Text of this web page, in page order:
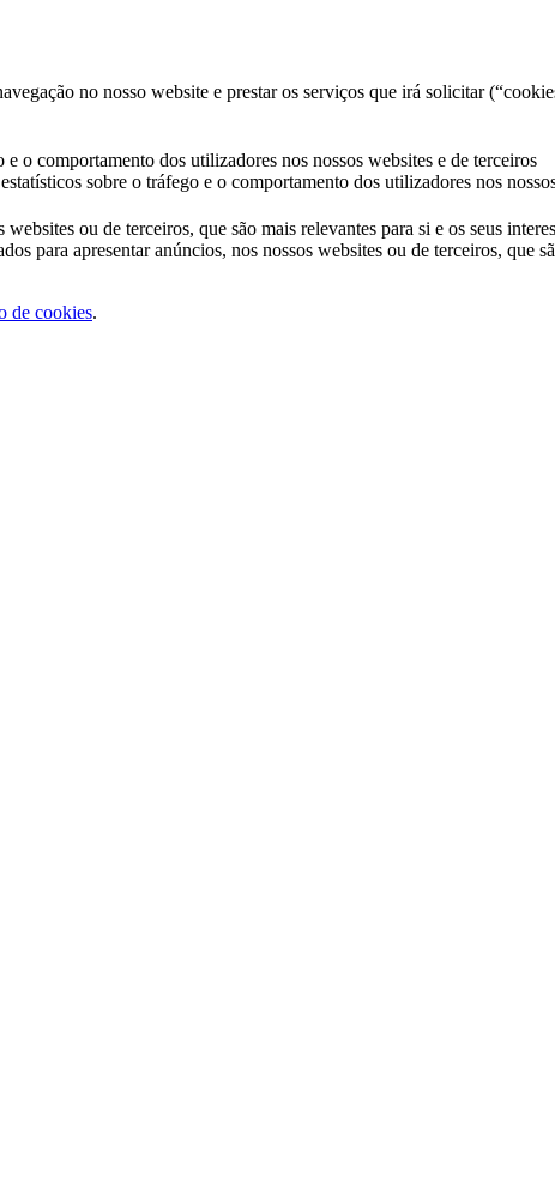
no nosso website e prestar os serviços que irá solicitar
o comportamento dos utilizadores nos nossos websites e de terceiros
sobre o tráfego e o comportamento dos utilizadores nos
ou de terceiros, que são mais relevantes para si e os seus
para apresentar anúncios, nos nossos websites ou de terceiros, que
de cookies.